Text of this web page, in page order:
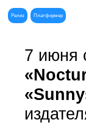
Релиз Платформер
7 июня